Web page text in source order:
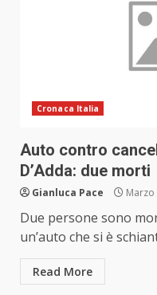
Cronaca Italia
Auto contro
D’Adda: due morti
Gianluca Pace Marzo
Due persone sono
un’auto che si è
Read More